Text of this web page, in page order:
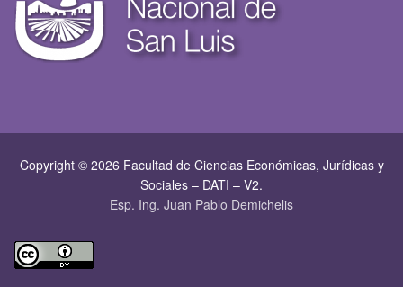
Copyright © 2026 Facultad de Ciencias Económicas, Jurí­dicas y
Sociales – DATI – V2.
Esp. Ing. Juan Pablo Demichelis